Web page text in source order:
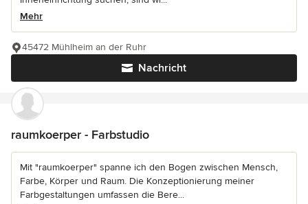
Mehr
Nachricht
45472 Mühlheim an der Ruhr
raumkoerper - Farbstudio
Mit "raumkoerper" spanne ich den Bogen zwischen Mensch,
Farbe, Körper und Raum. Die Konzeptionierung meiner
Farbgestaltungen umfassen die Bere...